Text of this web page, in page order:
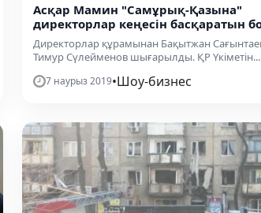
Асқар Мамин "Самұрық-Қазына"
директорлар кеңесін басқаратын
Директорлар құрамынан Бақытжан
Тимур Сүлейменов шығарылды. ҚР Үкіметін...
7 наурыз 2019•Шоу-бизнес